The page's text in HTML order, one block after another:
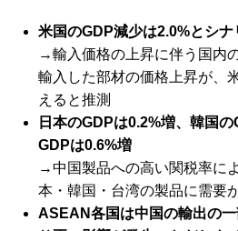
米国のGDP減少は2.0%とシ
→輸入価格の上昇に伴う国内
輸入した部材の価格上昇が、
えると推測
日本のGDPは0.2%増、韓国の
GDPは0.6%増
→中国製品への高い関税率に
本・韓国・台湾の製品に需要
ASEAN各国は中国の輸出の